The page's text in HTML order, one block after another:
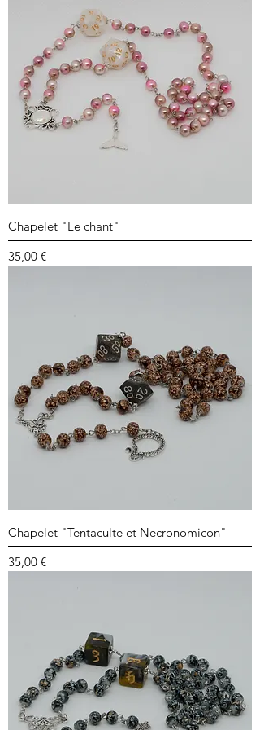
Chapelet "Le chant"
Prix
35,00 €
Chapelet "Tentaculte et Necronomicon"
Prix
35,00 €